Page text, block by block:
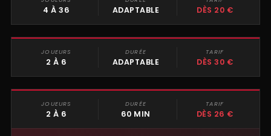
QUIZ GAME
4 À 36 ADAPTABLE DÈS 20 €
ACTION GAME
JOUEURS
2 À 6
DURÉE
ADAPTABLE
TARIF
DÈS 30 €
ESCAPE GAME
JOUEURS
2 À 6
DURÉE
60 MIN
TARIF
DÈS 26 €